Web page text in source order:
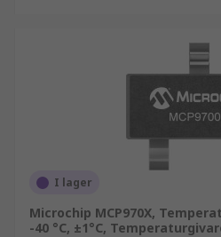
I lager
Microchip MCP970X,
-40 °C, ±1°C,